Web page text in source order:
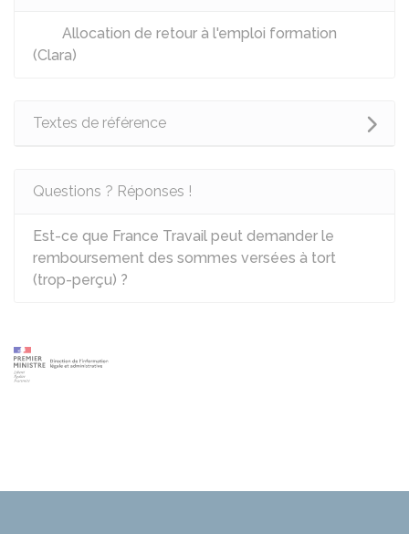
Allocation de retour à l'emploi formation
(Clara)
Textes de référence
Questions ? Réponses !
Est-ce que France Travail peut demander le
remboursement des sommes versées à tort
(trop-perçu) ?